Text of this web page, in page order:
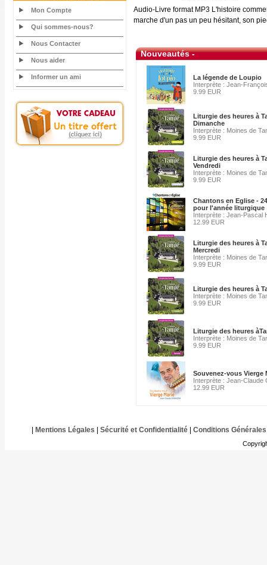
Mon Compte
Qui sommes-nous?
Nous Contacter
Nous aider
Informer un ami
Audio-Livre format MP3 L'histoire
marche d'un pas un peu hésitant, son
Nouveautés -
La légende de Loupio
Interprète : Jean-
9.99 EUR
Liturgie des heures à
Dimanche
Interprète : Moines de
9.99 EUR
Liturgie des heures à
Vendredi
Interprète : Moines de
9.99 EUR
Chantons en Eglise -
pour l'année liturgique
Interprète : Jean-Pascal
12.99 EUR
Liturgie des heures à
Mercredi
Interprète : Moines de
9.99 EUR
Liturgie des heures à
Interprète : Moines de
9.99 EUR
Liturgie des heures
Interprète : Moines de
9.99 EUR
Souvenez-vous Vierge
Interprète : Jean-Claude
12.99 EUR
Mentions Légales Sécurité et Confidentialité| Conditions Générales